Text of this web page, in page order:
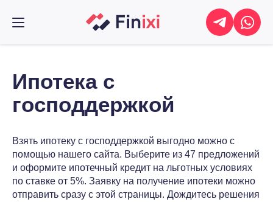
Ипотека с
господдержкой
Взять ипотеку с господдержкой выгодно можно с
помощью нашего сайта. Выберите из 47 предложений
и оформите ипотечный кредит на льготных условиях
по ставке от 5%. Заявку на получение ипотеки можно
отправить сразу с этой страницы. Дождитесь решения